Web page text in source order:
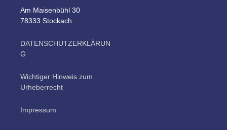
Am Maisenbühl 30
78333 Stockach
DATENSCHUTZERKLÄRUN
G
Wichtiger Hinweis zum
Urheberrecht
Impressum